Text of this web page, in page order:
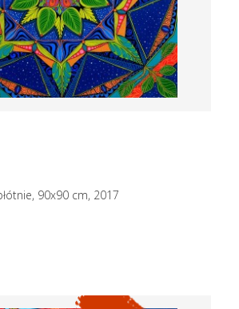
90x90 cm, 2017